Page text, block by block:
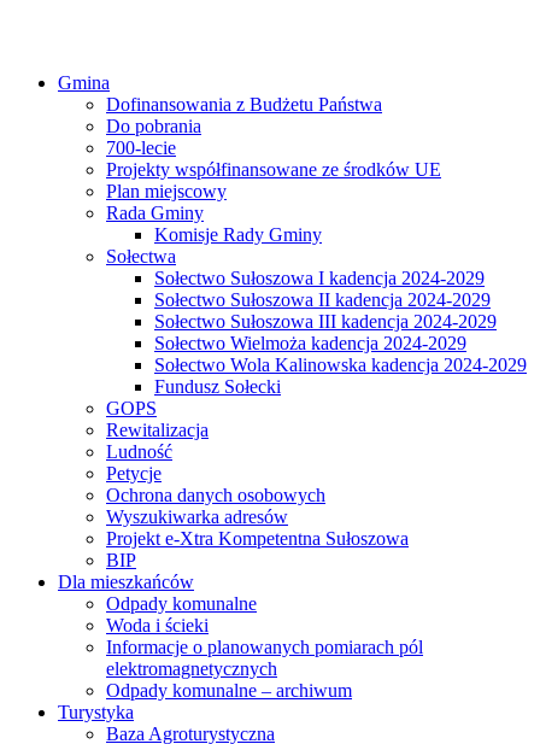
Gmina
Dofinansowania z Budżetu Państwa
Do pobrania
700-lecie
Projekty współfinansowane ze środków UE
Plan miejscowy
Rada Gminy
Komisje Rady Gminy
Sołectwa
Sołectwo Sułoszowa I kadencja 2024-2029
Sołectwo Sułoszowa II kadencja 2024-2029
Sołectwo Sułoszowa III kadencja 2024-2029
Sołectwo Wielmoża kadencja 2024-2029
Sołectwo Wola Kalinowska kadencja 2024-2029
Fundusz Sołecki
GOPS
Rewitalizacja
Ludność
Petycje
Ochrona danych osobowych
Wyszukiwarka adresów
Projekt e-Xtra Kompetentna Sułoszowa
BIP
Dla mieszkańców
Odpady komunalne
Woda i ścieki
Informacje o planowanych pomiarach pól
elektromagnetycznych
Odpady komunalne – archiwum
Turystyka
Baza Agroturystyczna